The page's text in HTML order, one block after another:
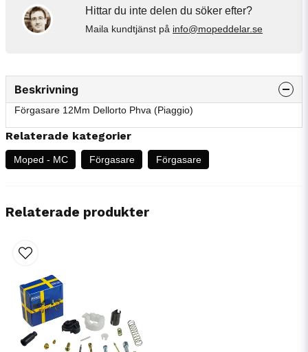
Hittar du inte delen du söker efter?
Maila kundtjänst på info@mopeddelar.se
Beskrivning
Förgasare 12Mm Dellorto Phva (Piaggio)
Relaterade kategorier
Moped - MC Förgasare Förgasare
Relaterade produkter